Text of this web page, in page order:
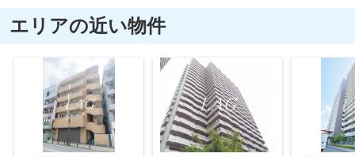
エリアの近い物件